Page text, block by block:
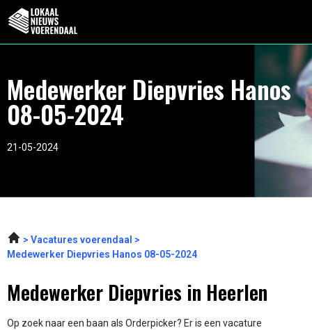
Medewerker Diepvries Hanos
08-05-2024
21-05-2024
Vacatures voerendaal
Medewerker Diepvries Hanos 08-05-2024
Medewerker Diepvries in Heerlen
Op zoek naar een baan als Orderpicker? Er is een vacature